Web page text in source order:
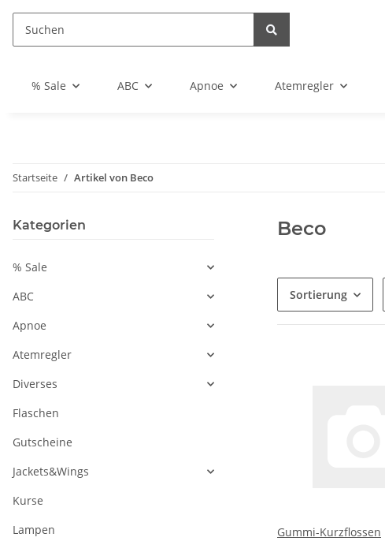
% Sale ABC Apnoe Atemregler
Startseite Artikel von Beco
Beco
Sortierung
Gummi-Kurzflossen
Kategorien
% Sale
ABC
Apnoe
Atemregler
Diverses
Flaschen
Gutscheine
Jackets&Wings
Kurse
Lampen